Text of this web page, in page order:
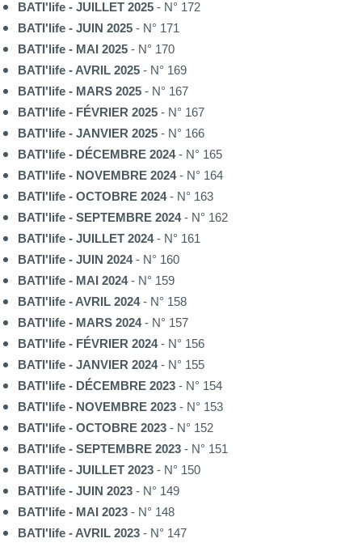
BATI'life - JUILLET 2025 - N° 172
BATI'life - JUIN 2025 - N° 171
BATI'life - MAI 2025 - N° 170
BATI'life - AVRIL 2025 - N° 169
BATI'life - MARS 2025 - N° 167
BATI'life - FÉVRIER 2025 - N° 167
BATI'life - JANVIER 2025 - N° 166
BATI'life - DÉCEMBRE 2024- N° 165
BATI'life - NOVEMBRE 2024- N° 164
BATI'life - OCTOBRE 2024- N° 163
BATI'life - SEPTEMBRE 2024- N° 162
BATI'life - JUILLET 2024- N° 161
BATI'life - JUIN 2024- N° 160
BATI'life - MAI 2024- N° 159
BATI'life - AVRIL 2024- N° 158
BATI'life - MARS 2024- N° 157
BATI'life - FÉVRIER 2024- N° 156
BATI'life - JANVIER 2024- N° 155
BATI'life - DÉCEMBRE 2023 - N° 154
BATI'life - NOVEMBRE 2023 - N° 153
BATI'life - OCTOBRE 2023 - N° 152
BATI'life - SEPTEMBRE 2023 - N° 151
BATI'life - JUILLET 2023 - N° 150
BATI'life - JUIN 2023 - N° 149
BATI'life - MAI 2023 - N° 148
BATI'life - AVRIL 2023 - N° 147